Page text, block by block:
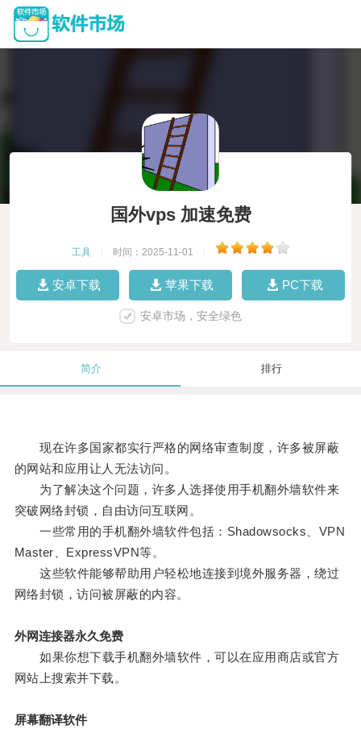
国外vps 加速免费
工具 时间：2025-11-01
安卓下载 苹果下载 PC下载
安卓市场，安全绿色
简介 排行
现在许多国家都实行严格的网络审查制度，许多被屏蔽
的网站和应用让人无法访问。
为了解决这个问题，许多人选择使用手机翻外墙软件来
突破网络封锁，自由访问互联网。
一些常用的手机翻外墙软件包括：Shadowsocks、VPN
Master、ExpressVPN等。
这些软件能够帮助用户轻松地连接到境外服务器，绕过
网络封锁，访问被屏蔽的内容。
外网连接器永久免费
如果你想下载手机翻外墙软件，可以在应用商店或官方
网站上搜索并下载。
屏幕翻译软件